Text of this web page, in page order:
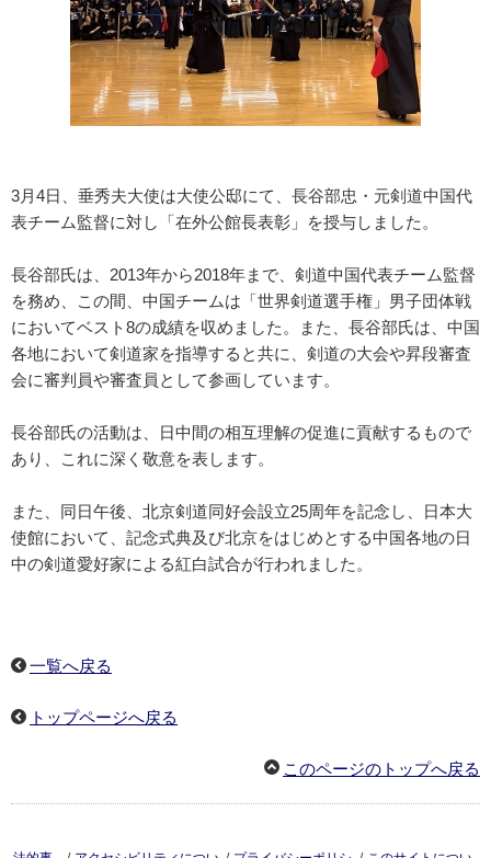
3月4日、垂秀夫大使は大使公邸にて、長谷部忠・元剣道中国代
表チーム監督に対し「在外公館長表彰」を授与しました。
長谷部氏は、2013年から2018年まで、剣道中国代表チーム監督
を務め、この間、中国チームは「世界剣道選手権」男子団体戦
においてベスト8の成績を収めました。また、長谷部氏は、中国
各地において剣道家を指導すると共に、剣道の大会や昇段審査
会に審判員や審査員として参画しています。
長谷部氏の活動は、日中間の相互理解の促進に貢献するもので
あり、これに深く敬意を表します。
また、同日午後、北京剣道同好会設立25周年を記念し、日本大
使館において、記念式典及び北京をはじめとする中国各地の日
中の剣道愛好家による紅白試合が行われました。
一覧へ戻る
トップページへ戻る
このページのトップへ戻る